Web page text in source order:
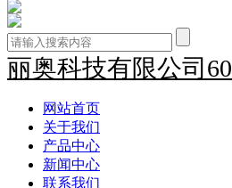
丽奥科技有限公司60
网站首页
关于我们
产品中心
新闻中心
联系我们